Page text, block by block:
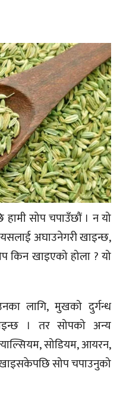
सोप चपाउँछौं । न यो
अघाउनेगरी खाइन्छ,
खाइएको होला ? यो
लागि, मुखको दुर्गन्ध
। तर सोपको अन्य
सोडियम, आयरन,
खाइसकेपछि सोप चपाउनुको